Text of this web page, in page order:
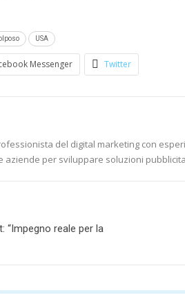
USA
Messenger Twitter
del digital marketing con
aziende per sviluppare soluzioni
“Impegno reale per la